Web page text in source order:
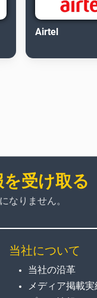
Airtel
受け取る
なりません。
当社について
当社の沿革
メディア掲載実